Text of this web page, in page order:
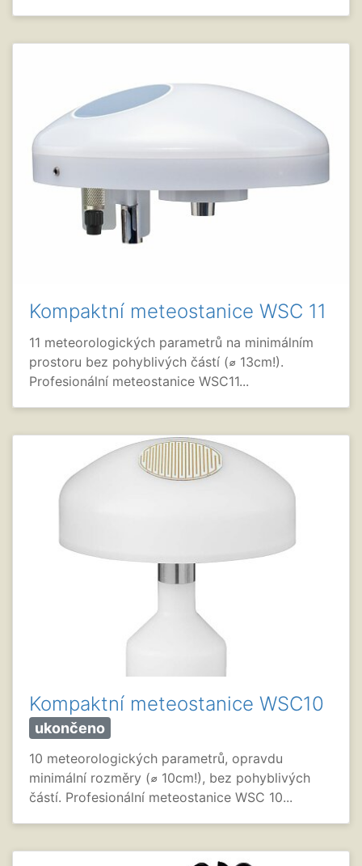
Kompaktní meteostanice WSC 11
11 meteorologických parametrů na minimálním
prostoru bez pohyblivých částí (⌀ 13cm!).
Profesionální meteostanice WSC11...
Kompaktní meteostanice WSC10
ukončeno
10 meteorologických parametrů, opravdu
minimální rozměry (⌀ 10cm!), bez pohyblivých
částí. Profesionální meteostanice WSC 10...